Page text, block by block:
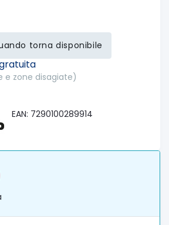
torna disponibile
e zone disagiate)
EAN: 7290100289914